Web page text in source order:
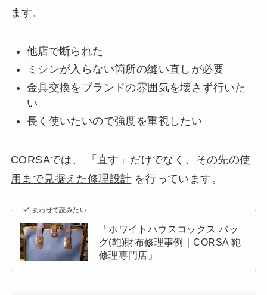
ます。
他店で断られた
ミシンが入らない箇所の縫い直しが必要
金具交換をブランドの雰囲気を壊さず行いた
い
長く使いたいので強度を重視したい
CORSAでは、
「直す」だけでなく、その先の使
用まで見据えた修理設計 を行っています。
あわせて読みたい
「ホワイトハウスコックス バッ
グ(鞄)財布修理事例｜CORSA 鞄
修理専門店」